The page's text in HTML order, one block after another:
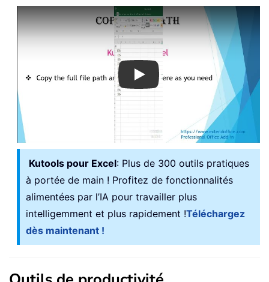
Play
Kutools pour Excel: Plus de 300 outils pratiques
à portée de main ! Profitez de fonctionnalités
alimentées par l’IA pour travailler plus
intelligemment et plus rapidement !Téléchargez
dès maintenant !